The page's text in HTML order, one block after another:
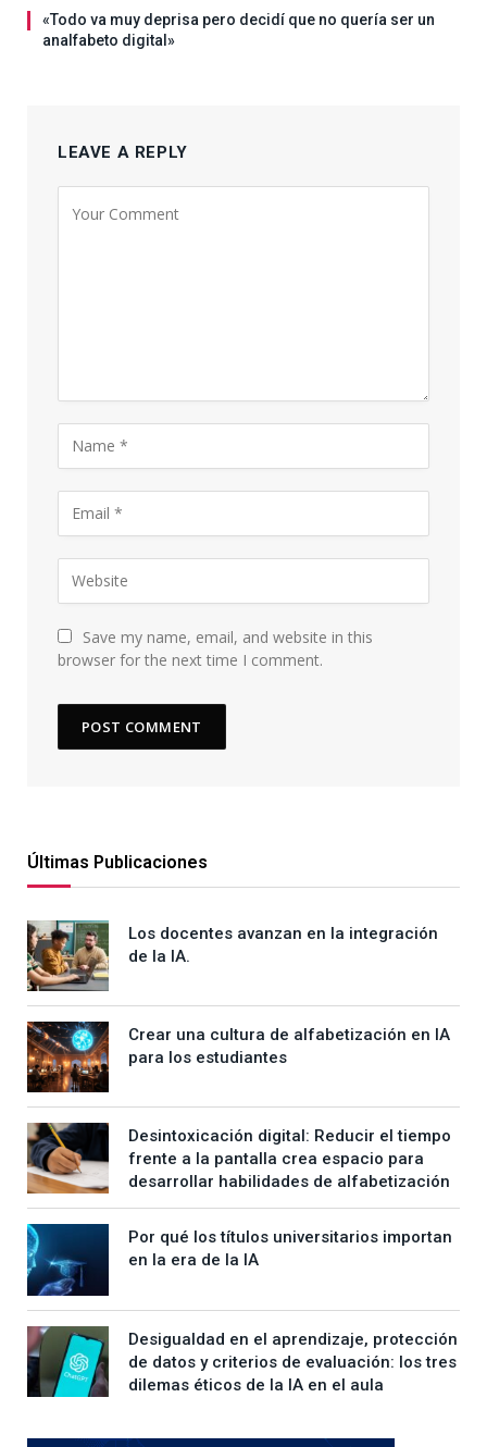
«Todo va muy deprisa pero decidí que no quería ser un
analfabeto digital»
LEAVE A REPLY
Save my name, email, and website in this
browser for the next time I comment.
Últimas Publicaciones
Los docentes avanzan en la integración
de la IA.
Crear una cultura de alfabetización en IA
para los estudiantes
Desintoxicación digital: Reducir el tiempo
frente a la pantalla crea espacio para
desarrollar habilidades de alfabetización
Por qué los títulos universitarios importan
en la era de la IA
Desigualdad en el aprendizaje, protección
de datos y criterios de evaluación: los tres
dilemas éticos de la IA en el aula